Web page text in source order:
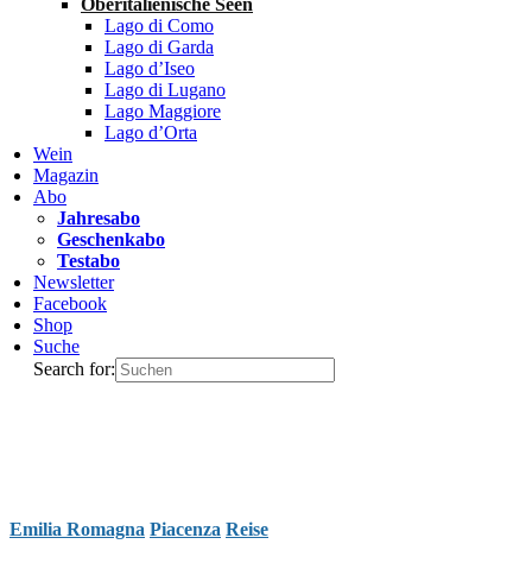
Oberitalienische Seen
Lago di Como
Lago di Garda
Lago d’Iseo
Lago di Lugano
Lago Maggiore
Lago d’Orta
Wein
Magazin
Abo
Jahresabo
Geschenkabo
Testabo
Newsletter
Facebook
Shop
Suche
Search for:
Emilia Romagna Piacenza Reise